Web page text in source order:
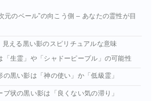
元のベール”の向こう側 – あなたの霊性が目
見える黒い影のスピリチュアルな意味
「生霊」や「シャドーピープル」の可能性
の黒い影は「神の使い」か「低級霊」
ブ状の黒い影は「良くない気の滞り」